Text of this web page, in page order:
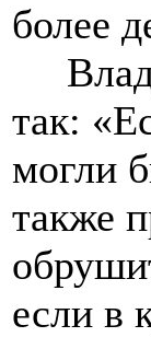
более
так:
могли
также
если в